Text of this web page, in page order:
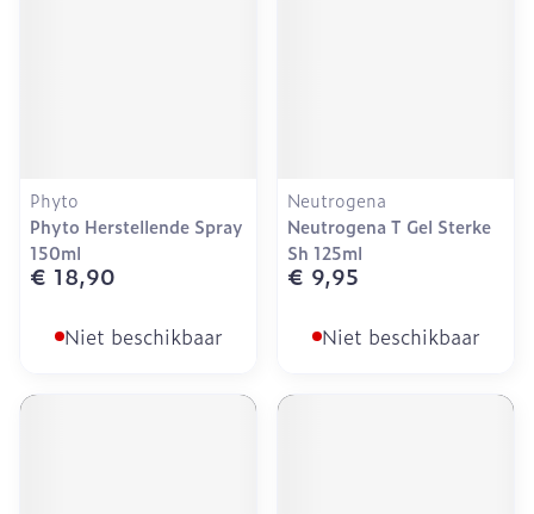
Phyto
Phyto Herstellende Spray
150ml
€ 18,90
Niet beschikbaar
Neutrogena
Neutrogena T Gel Sterke
Sh 125ml
€ 9,95
Niet beschikbaar